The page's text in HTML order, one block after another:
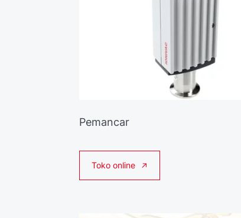
Pemancar
Toko online